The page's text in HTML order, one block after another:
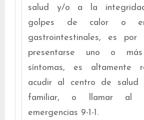
salud y/o a la
golpes de calor o
gastrointestinales, es
presentarse uno o
síntomas, es altamente
acudir al centro de salud
familiar, o llamar al
emergencias 9-1-1.